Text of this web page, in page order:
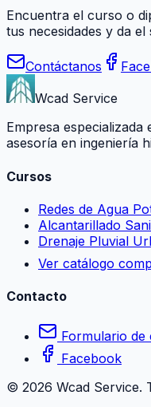
Encuentra el curso o
tus necesidades y da
Contáctanos
Wcad Service
Empresa
asesoría en ingeniería
Cursos
Redes de Agua
Alcantarillado
Drenaje Pluvial
Ver catálogo
Contacto
Formulario de
Facebook
© 2026 Wcad Service.